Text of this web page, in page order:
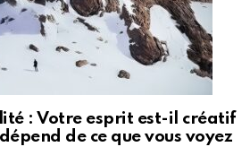
: Votre esprit est-il créatif
de ce que vous voyez